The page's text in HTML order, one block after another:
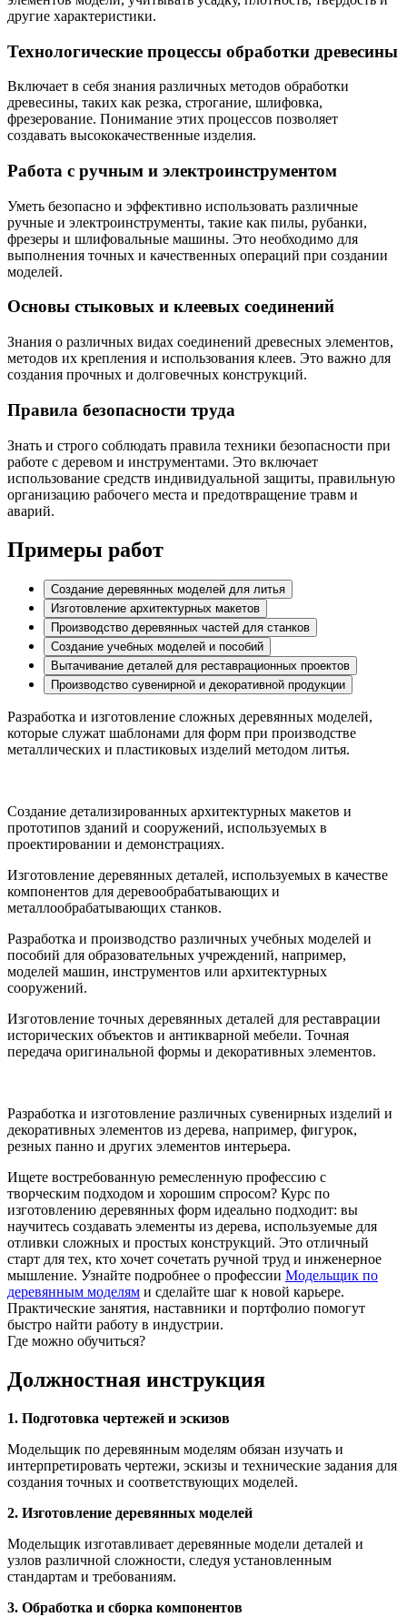
другие характеристики.
Технологические процессы обработки древесины
Включает в себя знания различных методов обработки
древесины, таких как резка, строгание, шлифовка,
фрезерование. Понимание этих процессов позволяет
создавать высококачественные изделия.
Работа с ручным и электроинструментом
Уметь безопасно и эффективно использовать различные
ручные и электроинструменты, такие как пилы, рубанки,
фрезеры и шлифовальные машины. Это необходимо для
выполнения точных и качественных операций при создании
моделей.
Основы стыковых и клеевых соединений
Знания о различных видах соединений древесных элементов,
методов их крепления и использования клеев. Это важно для
создания прочных и долговечных конструкций.
Правила безопасности труда
Знать и строго соблюдать правила техники безопасности при
работе с деревом и инструментами. Это включает
использование средств индивидуальной защиты, правильную
организацию рабочего места и предотвращение травм и
аварий.
Примеры работ
Создание деревянных моделей для литья
Изготовление архитектурных макетов
Производство деревянных частей для станков
Создание учебных моделей и пособий
Вытачивание деталей для реставрационных проектов
Производство сувенирной и декоративной продукции
Разработка и изготовление сложных деревянных моделей,
которые служат шаблонами для форм при производстве
металлических и пластиковых изделий методом литья.
Создание детализированных архитектурных макетов и
прототипов зданий и сооружений, используемых в
проектировании и демонстрациях.
Изготовление деревянных деталей, используемых в качестве
компонентов для деревообрабатывающих и
металлообрабатывающих станков.
Разработка и производство различных учебных моделей и
пособий для образовательных учреждений, например,
моделей машин, инструментов или архитектурных
сооружений.
Изготовление точных деревянных деталей для реставрации
исторических объектов и антикварной мебели. Точная
передача оригинальной формы и декоративных элементов.
Разработка и изготовление различных сувенирных изделий и
декоративных элементов из дерева, например, фигурок,
резных панно и других элементов интерьера.
Ищете востребованную ремесленную профессию с
творческим подходом и хорошим спросом? Курс по
изготовлению деревянных форм идеально подходит: вы
научитесь создавать элементы из дерева, используемые для
отливки сложных и простых конструкций. Это отличный
старт для тех, кто хочет сочетать ручной труд и инженерное
мышление. Узнайте подробнее о профессии Модельщик по
деревянным моделям и сделайте шаг к новой карьере.
Практические занятия, наставники и портфолио помогут
быстро найти работу в индустрии.
Где можно обучиться?
Должностная инструкция
1. Подготовка чертежей и эскизов
Модельщик по деревянным моделям обязан изучать и
интерпретировать чертежи, эскизы и технические задания для
создания точных и соответствующих моделей.
2. Изготовление деревянных моделей
Модельщик изготавливает деревянные модели деталей и
узлов различной сложности, следуя установленным
стандартам и требованиям.
3. Обработка и сборка компонентов